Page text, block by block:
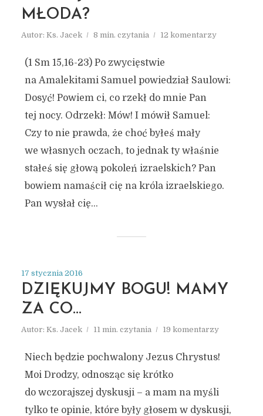
MŁODA?
Autor: Ks. Jacek 8 min. czytania 12 komentarzy
(1 Sm 15,16-23) Po zwycięstwie
na Amalekitami Samuel powiedział Saulowi:
Dosyć! Powiem ci, co rzekł do mnie Pan
tej nocy. Odrzekł: Mów! I mówił Samuel:
Czy to nie prawda, że choć byłeś mały
we własnych oczach, to jednak ty właśnie
stałeś się głową pokoleń izraelskich? Pan
bowiem namaścił cię na króla izraelskiego.
Pan wysłał cię...
17 stycznia 2016
DZIĘKUJMY BOGU! MAMY
ZA CO…
Autor: Ks. Jacek 11 min. czytania 19 komentarzy
Niech będzie pochwalony Jezus Chrystus!
Moi Drodzy, odnosząc się krótko
do wczorajszej dyskusji – a mam na myśli
tylko te opinie, które były głosem w dyskusji,